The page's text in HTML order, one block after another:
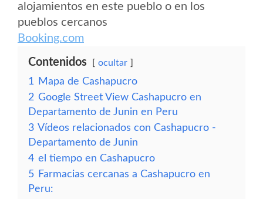
alojamientos en este pueblo o en los
pueblos cercanos
Booking.com
Contenidos ocultar
1
Mapa de Cashapucro
2 Google Street View Cashapucro en
Departamento de Junin en Peru
3 Vídeos relacionados con Cashapucro -
Departamento de Junin
4 el tiempo en Cashapucro
5 Farmacias cercanas a Cashapucro en
Peru: